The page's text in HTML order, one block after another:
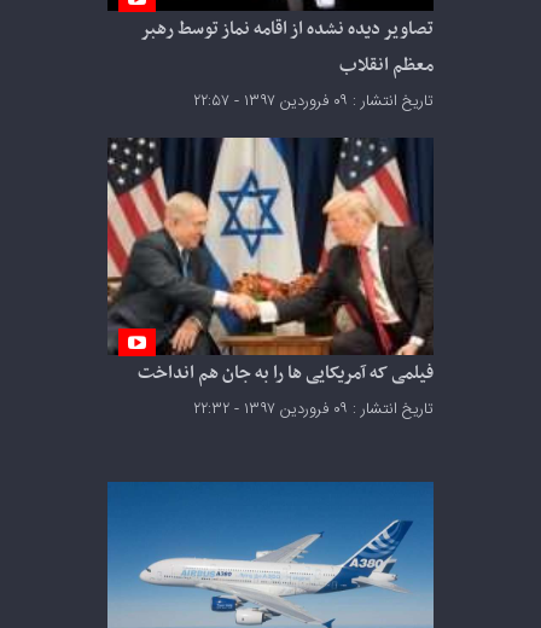
تصاویر دیده نشده از اقامه نماز توسط رهبر
معظم انقلاب
تاریخ انتشار : ۰۹ فروردین ۱۳۹۷ - ۲۲:۵۷
فیلمی که آمریکایی ها را به جان هم انداخت
تاریخ انتشار : ۰۹ فروردین ۱۳۹۷ - ۲۲:۳۲